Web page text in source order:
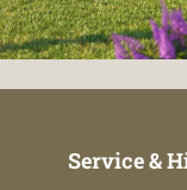
Service &